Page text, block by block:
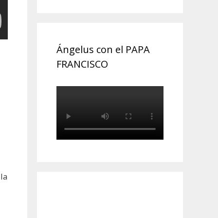
Ángelus con el PAPA
FRANCISCO